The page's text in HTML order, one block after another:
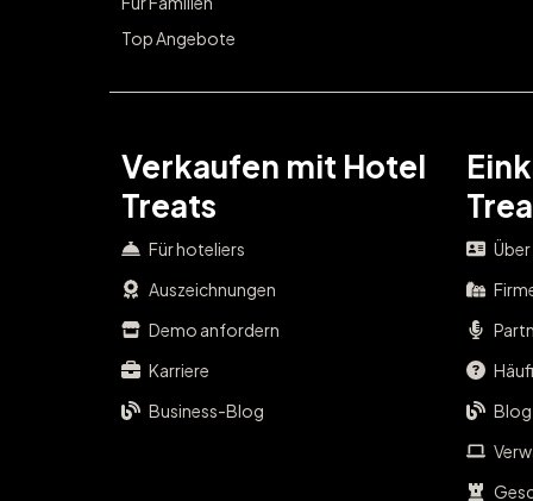
Top Angebote
Verkaufen mit Hotel
Treats
Für hoteliers
Auszeichnungen
Demo anfordern
Karriere
Business-Blog
Blog